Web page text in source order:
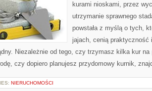
kurami nioskami, przez
utrzymanie sprawnego
powstała z myślą o tych,
jajach, cenią praktyczność
Niezależnie od tego, czy trzymasz kilka kur na
czy dopiero planujesz przydomowy kurnik,
NIERUCHOMOŚCI